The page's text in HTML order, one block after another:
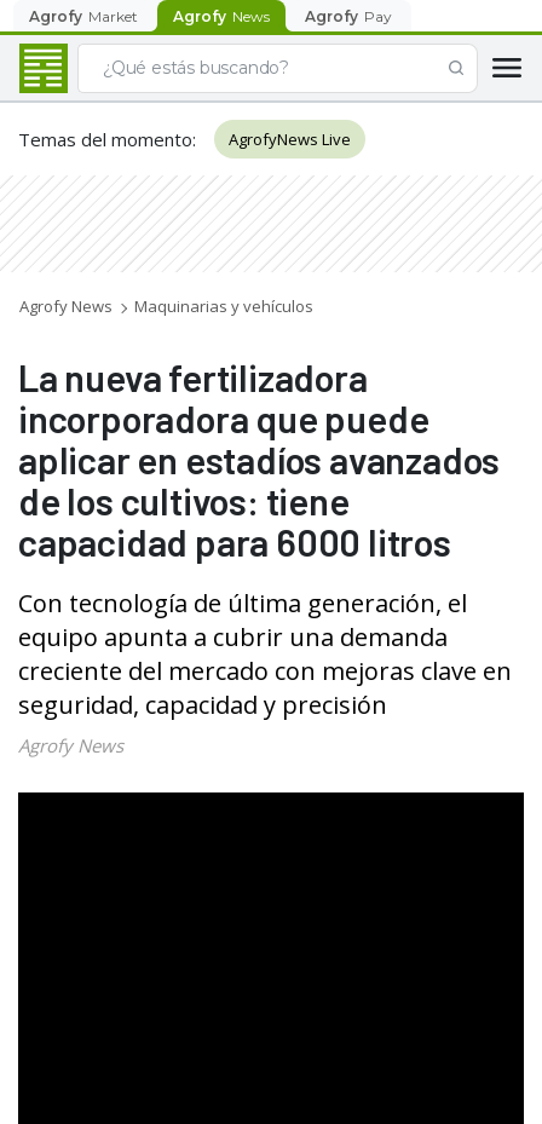
Agrofy Market Agrofy News Agrofy Pay
Temas del momento: AgrofyNews Live
Agrofy News Maquinarias y vehículos
La nueva fertilizadora
incorporadora que puede
aplicar en estadíos avanzados
de los cultivos: tiene
capacidad para 6000 litros
Con tecnología de última generación, el
equipo apunta a cubrir una demanda
creciente del mercado con mejoras clave en
seguridad, capacidad y precisión
Agrofy News